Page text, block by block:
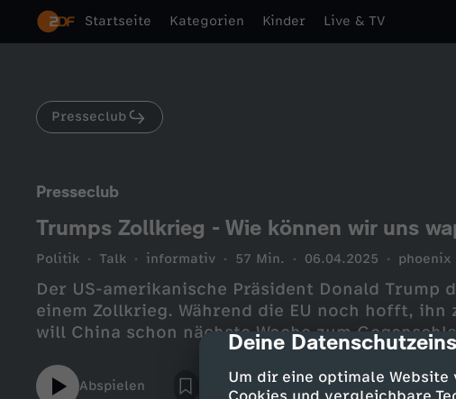
cmp-dialog-
Deine
Um dir eine optimale Website
Startseite Kategorien Kinder Live & TV
Presseclub
Presseclub
Trumps Zollkrieg - Wie können wir uns
Politik Talk informativ 57 Min. 06.04.2025 phoenix
Der US-amerikanische Präsident Donald Trump
einem Zollkrieg. Während die EU noch hofft, ihn
will China schon nächste Woche zum
Abspielen